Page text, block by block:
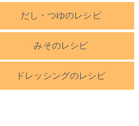
だし・つゆのレシピ
みそのレシピ
ドレッシングのレシピ